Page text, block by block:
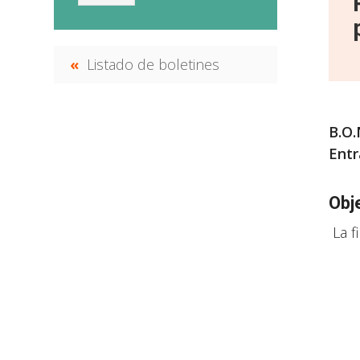
La
Listado de boletines